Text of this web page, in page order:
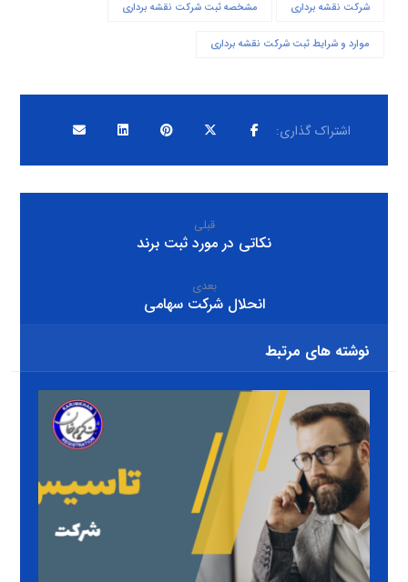
شرکت نقشه برداری مشخصه ثبت شرکت نقشه برداری
موارد و شرایط ثبت شرکت نقشه برداری
قبلی
نکاتی در مورد ثبت برند
بعدی
انحلال شرکت سهامی
نوشته های مرتبط